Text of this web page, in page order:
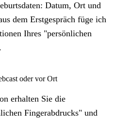
Datum, Ort und
dem Erstgespräch füge ich
Ihres "persönlichen
oder vor Ort
erhalten Sie die
Fingerabdrucks" und